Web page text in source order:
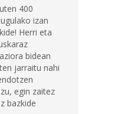
400
izan
Herri eta
bidean
jarraitu nahi
egin zaitez
bazkide